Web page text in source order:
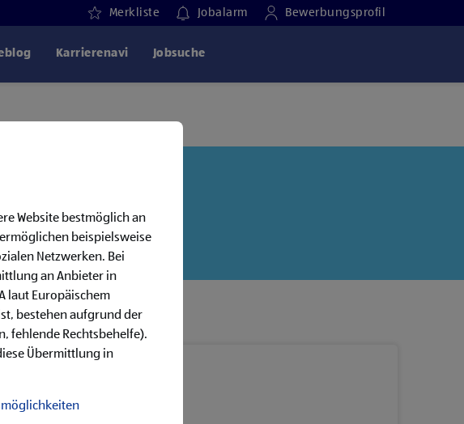
Merkliste Jobalarm Bewerbungsprofil
Karrierenavi Jobsuche
für dich ist?
Website bestmöglich an
beispielsweise
Netzwerken. Bei
an Anbieter in
laut Europäischem
bestehen aufgrund der
fehlende Rechtsbehelfe).
Übermittlung in